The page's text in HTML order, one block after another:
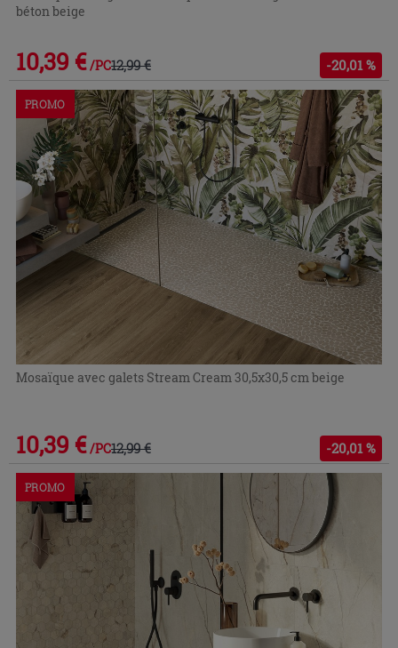
béton beige
10,39 € /PC12,99 € -20,01 %
PROMO
Mosaïque avec galets Stream Cream 30,5x30,5 cm beige
10,39 € /PC12,99 € -20,01 %
PROMO